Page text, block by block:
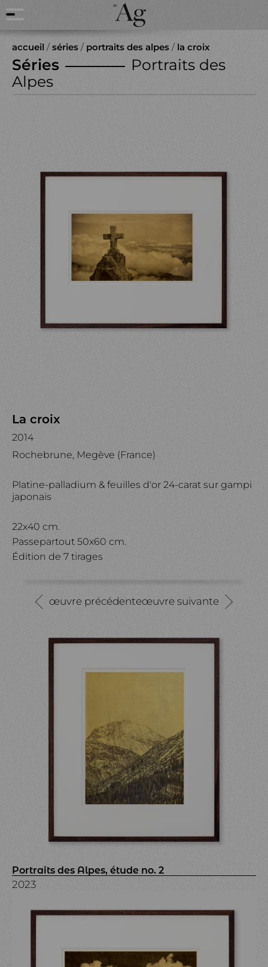
accueil / séries / portraits des alpes / la croix
Séries
Portraits des
Alpes
La croix
2014
Rochebrune, Megève (France)
Platine-palladium & feuilles d'or 24-carat sur gampi
japonais
22x40 cm.
Passepartout 50x60 cm.
Édition de 7 tirages
œuvre précédenteœuvre suivante
Portraits des Alpes, étude no. 2
2023